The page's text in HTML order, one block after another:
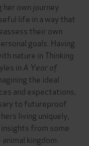
her own journey
life in a way that
their own
goals. Having
nature in Thinking
in A Year of
the ideal
and expectations,
to futureproof
living uniquely,
from some
kingdom.